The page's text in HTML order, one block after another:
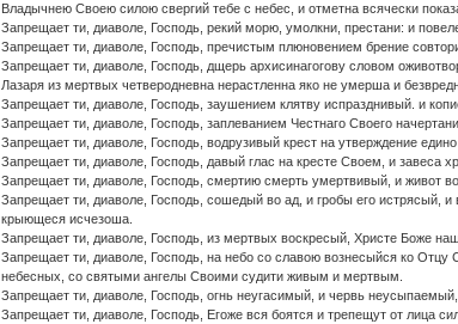
Владычнею Своею силою свергий тебе с небес, и отметна всячески
Запрещает ти, диаволе, Господь, рекий морю, умолкни, престани: и
Запрещает ти, диаволе, Господь, пречистым плюновением брение
Запрещает ти, диаволе, Господь, дщерь архисинагогову словом
Лазаря из мертвых четверодневна нерастленна яко не умерша и
Запрещает ти, диаволе, Господь, заушением клятву испразднивый. и
Запрещает ти, диаволе, Господь, заплеванием Честнаго Своего
Запрещает ти, диаволе, Господь, водрузивый крест на утверждение
Запрещает ти, диаволе, Господь, давый глас на кресте Своем, и завеса
Запрещает ти, диаволе, Господь, смертию смерть умертвивый, и живот
Запрещает ти, диаволе, Господь, сошедый во ад, и гробы его
крыющеся исчезоша.
Запрещает ти, диаволе, Господь, из мертвых воскресый, Христе Боже
Запрещает ти, диаволе, Господь, на небо со славою вознесыйся ко
небесных, со святыми ангелы Своими судити живым и мертвым.
Запрещает ти, диаволе, Господь, огнь неугасимый, и червь
Запрещает ти, диаволе, Господь, Егоже вся боятся и трепещут от лица